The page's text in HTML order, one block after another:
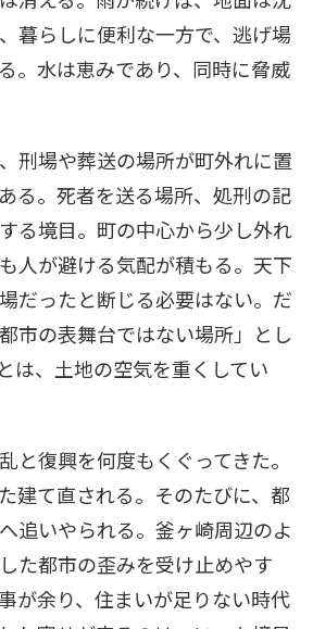
暮らしに便利な一方で、逃げ場
。水は恵みであり、同時に脅威
刑場や葬送の場所が町外れに置
る。死者を送る場所、処刑の記
る境目。町の中心から少し外れ
人が避ける気配が積もる。天下
だったと断じる必要はない。だ
市の表舞台ではない場所」とし
は、土地の空気を重くしてい
と復興を何度もくぐってきた。
建て直される。そのたびに、都
追いやられる。釜ヶ崎周辺のよ
た都市の歪みを受け止めやす
が余り、住まいが足りない時代